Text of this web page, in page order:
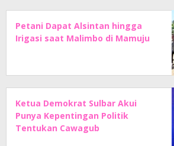
Petani Dapat Alsintan hingga
Irigasi saat Malimbo di Mamuju
Ketua Demokrat Sulbar Akui
Punya Kepentingan Politik
Tentukan Cawagub